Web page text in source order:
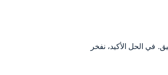
في الحل الأكيد، نفخر